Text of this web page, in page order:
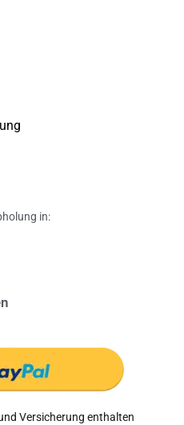
in:
Versicherung enthalten